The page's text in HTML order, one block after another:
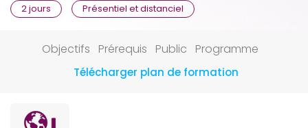
2 jours Présentiel et distanciel
Objectifs Prérequis Public Programme
Télécharger plan de formation